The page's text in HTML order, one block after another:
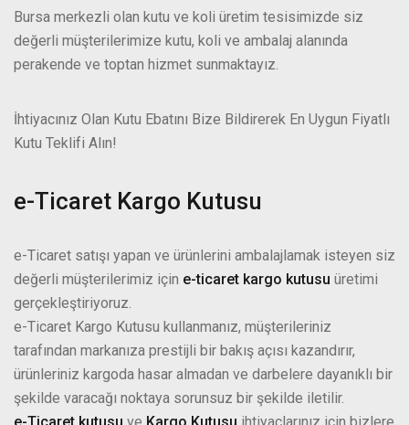
Bursa merkezli olan kutu ve koli üretim tesisimizde siz
değerli müşterilerimize kutu, koli ve ambalaj alanında
perakende ve toptan hizmet sunmaktayız.
İhtiyacınız Olan Kutu Ebatını Bize Bildirerek En Uygun Fiyatlı
Kutu Teklifi Alın!
e-Ticaret Kargo Kutusu
e-Ticaret satışı yapan ve ürünlerini ambalajlamak isteyen siz
değerli müşterilerimiz için e-ticaret kargo kutusu üretimi
gerçekleştiriyoruz.
e-Ticaret Kargo Kutusu kullanmanız, müşterileriniz
tarafından markanıza prestijli bir bakış açısı kazandırır,
ürünleriniz kargoda hasar almadan ve darbelere dayanıklı bir
şekilde varacağı noktaya sorunsuz bir şekilde iletilir.